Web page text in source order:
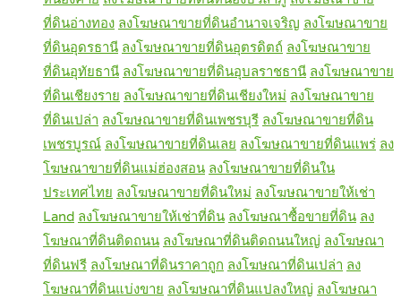
ที่ดินอ่างทอง ลงโฆษณาขายที่ดินอำนาจเจริญ ลงโฆษณาขาย
ที่ดินอุดรธานี ลงโฆษณาขายที่ดินอุตรดิตถ์ ลงโฆษณาขาย
ที่ดินอุทัยธานี ลงโฆษณาขายที่ดินอุบลราชธานี ลงโฆษณาขาย
ที่ดินเชียงราย ลงโฆษณาขายที่ดินเชียงใหม่ ลงโฆษณาขาย
ที่ดินเปล่า ลงโฆษณาขายที่ดินเพชรบุรี ลงโฆษณาขายที่ดิน
เพชรบูรณ์ ลงโฆษณาขายที่ดินเลย ลงโฆษณาขายที่ดินแพร่ ลง
โฆษณาขายที่ดินแม่ฮ่องสอน ลงโฆษณาขายที่ดินใน
ประเทศไทย ลงโฆษณาขายที่ดินใหม่ ลงโฆษณาขายให้เช่า
Land ลงโฆษณาขายให้เช่าที่ดิน ลงโฆษณาซื้อขายที่ดิน ลง
โฆษณาที่ดินติดถนน ลงโฆษณาที่ดินติดถนนใหญ่ ลงโฆษณา
ที่ดินฟรี ลงโฆษณาที่ดินราคาถูก ลงโฆษณาที่ดินเปล่า ลง
โฆษณาที่ดินแบ่งขาย ลงโฆษณาที่ดินแปลงใหญ่ ลงโฆษณา